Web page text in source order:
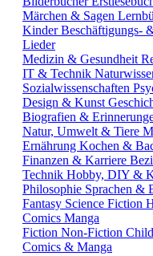
Märchen & Sagen
KinderBeschäftigungs-
Lieder
Medizin & Gesundheit
IT & Technik
Sozialwissenschaften
Design & Kunst
Biografien &
Natur, Umwelt & Tiere
Ernährung Kochen &
Finanzen & Karriere
Technik Hobby, DIY &
Philosophie Sprachen &
Fantasy Science Fiction
Comics Manga
Fiction Non-Fiction
Comics & Manga